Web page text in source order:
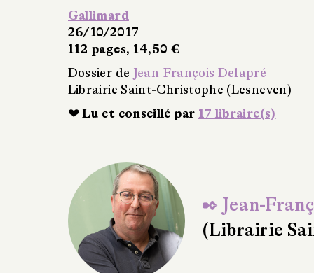
Gallimard
26/10/2017
91 pages, 12 €
Dossier deJean-François Delapré
Librairie Saint-Christophe (Lesneven)
❤ Lu et conseillé par6 libraire(s)
✒ Jean-
(Librairie